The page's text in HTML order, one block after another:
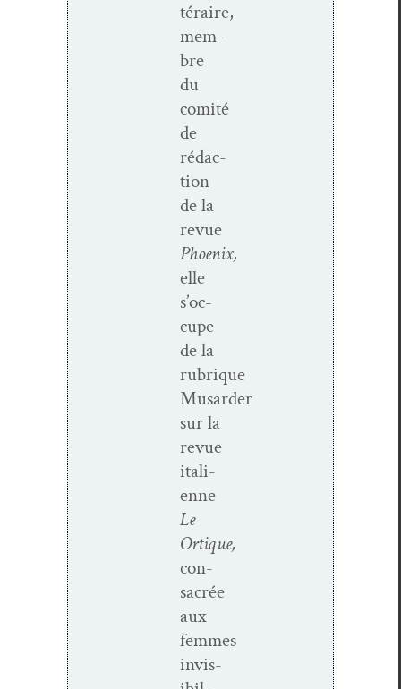
téraire,
mem­
bre
du
comité
de
rédac­
tion
de la
revue
Phoenix,
elle
s’oc­
cupe
de la
rubrique
Musarder
sur la
revue
ital­i­
enne
Le
Ortique,
con­
sacrée
aux
femmes
invis­